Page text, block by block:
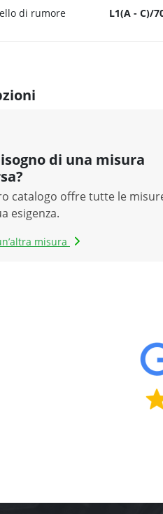
di rumore
L1(A - C)/
di una misura
catalogo offre tutte le
esigenza.
misura